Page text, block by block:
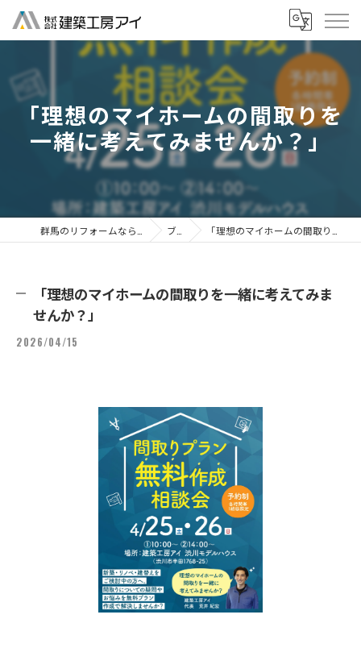
「理想のマイホームの間取りを
一緒に考えてみませんか？」
ブログ 「理想のマイホームの間取りを一緒に考えてみませんか？」
「理想のマイホームの間取りを一緒に考えてみま
せんか？」
2026/04/15